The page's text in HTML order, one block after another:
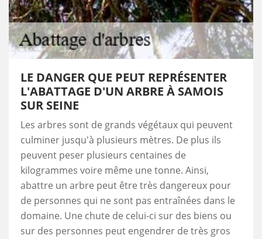
LE DANGER QUE PEUT REPRÉSENTER
L'ABATTAGE D'UN ARBRE À SAMOIS
SUR SEINE
Les arbres sont de grands végétaux qui peuvent
culminer jusqu'à plusieurs mètres. De plus ils
peuvent peser plusieurs centaines de
kilogrammes voire même une tonne. Ainsi,
abattre un arbre peut être très dangereux pour
de personnes qui ne sont pas entraînées dans le
domaine. Une chute de celui-ci sur des biens ou
sur des personnes peut engendrer de très gros